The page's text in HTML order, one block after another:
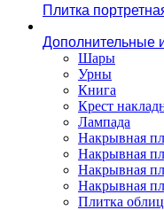
Плитка
Дополнительные
Шары
Урны
Книга
Крест
Лампада
Накрывная
Накрывная
Накрывная
Накрывная
Плитка